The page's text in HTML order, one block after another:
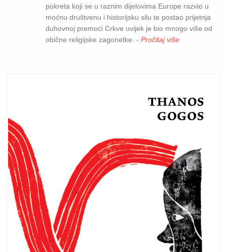
pokreta koji se u raznim dijelovima Europe razvio u
moćnu društvenu i historijsku silu te postao prijetnja
duhovnoj premoći Crkve uvijek je bio mnogo više od
obične religijske zagonetke. - Pročitaj više